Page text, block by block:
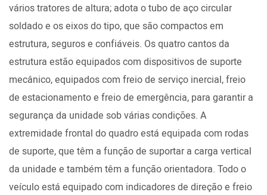
vários tratores de altura; adota o tubo de aço circular
soldado e os eixos do tipo, que são compactos em
estrutura, seguros e confiáveis. Os quatro cantos da
estrutura estão equipados com dispositivos de suporte
mecânico, equipados com freio de serviço inercial, freio
de estacionamento e freio de emergência, para garantir a
segurança da unidade sob várias condições. A
extremidade frontal do quadro está equipada com rodas
de suporte, que têm a função de suportar a carga vertical
da unidade e também têm a função orientadora. Todo o
veículo está equipado com indicadores de direção e freio